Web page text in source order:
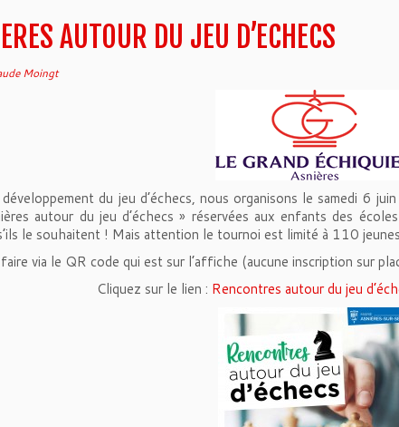
AUTOUR DU JEU D’ECHECS
Moingt
du jeu d’échecs, nous organisons le samedi 6
autour du jeu d’échecs » réservées aux enfants des
le souhaitent ! Mais attention le tournoi est limité à 110
via le QR code qui est sur l’affiche (aucune inscription sur
Cliquez sur le lien : Rencontres autour du jeu